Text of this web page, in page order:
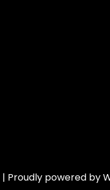
| Proudly powered by